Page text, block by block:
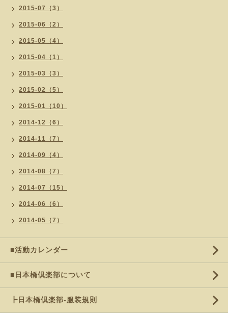
2015-07（3）
2015-06（2）
2015-05（4）
2015-04（1）
2015-03（3）
2015-02（5）
2015-01（10）
2014-12（6）
2014-11（7）
2014-09（4）
2014-08（7）
2014-07（15）
2014-06（6）
2014-05（7）
■活動カレンダー
■日本橋倶楽部について
┣日本橋倶楽部-服装規則